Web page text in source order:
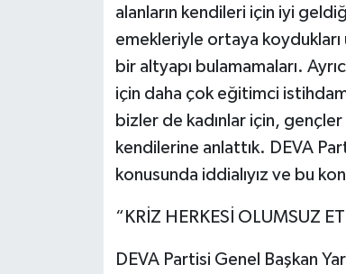
alanların kendileri için iyi
emekleriyle ortaya
bir altyapı bulamamaları.
için daha çok eğitimci
bizler de kadınlar için, gençler
kendilerine anlattık. DEVA
konusunda iddialıyız ve bu
“KRİZ HERKESİ OLUMSUZ
DEVA Partisi Genel Başkan